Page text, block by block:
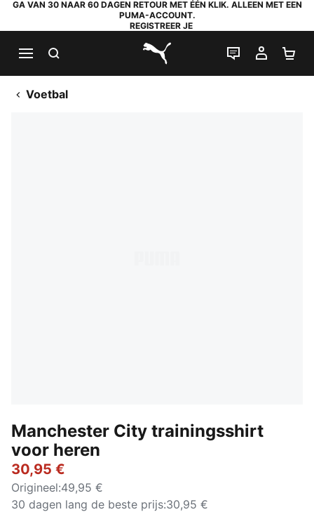
GA VAN 30 NAAR 60 DAGEN RETOUR MET ÉÉN KLIK. ALLEEN MET EEN
PUMA-ACCOUNT.
REGISTREER JE
PUMA.com
LIVE CHAT
MIJN
Voetbal
Manchester City trainingsshirt
voor heren
30,95 €
Origineel:49,95 €
30 dagen lang de beste prijs:30,95 €